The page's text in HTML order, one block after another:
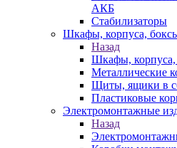
АКБ
Стабилизаторы
Шкафы, корпуса,
Назад
Шкафы,
Металлические
Щиты, ящики в
Пластиковые
Электромонтажные
Назад